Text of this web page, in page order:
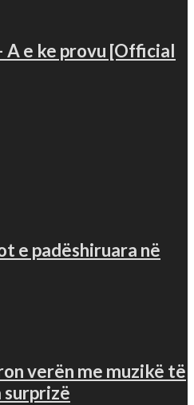
A e ke provu [Official
e padëshiruara në
verën me muzikë të
surprizë